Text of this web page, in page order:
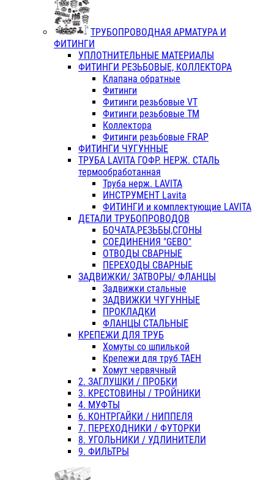
ТРУБОПРОВОДНАЯ АРМАТУРА И
ФИТИНГИ
УПЛОТНИТЕЛЬНЫЕ МАТЕРИАЛЫ
ФИТИНГИ РЕЗЬБОВЫЕ, КОЛЛЕКТОРА
Клапана обратные
Фитинги
Фитинги резьбовые VT
Фитинги резьбовые ТМ
Коллектора
Фитинги резьбовые FRAP
ФИТИНГИ ЧУГУННЫЕ
ТРУБА LAVITA ГОФР. НЕРЖ. СТАЛЬ
термообработанная
Труба нерж. LAVITA
ИНСТРУМЕНТ Lavita
ФИТИНГИ и комплектующие LAVITA
ДЕТАЛИ ТРУБОПРОВОДОВ
БОЧАТА,РЕЗЬБЫ,СГОНЫ
СОЕДИНЕНИЯ "GEBO"
ОТВОДЫ СВАРНЫЕ
ПЕРЕХОДЫ СВАРНЫЕ
ЗАДВИЖКИ/ ЗАТВОРЫ/ ФЛАНЦЫ
Задвижки стальные
ЗАДВИЖКИ ЧУГУННЫЕ
ПРОКЛАДКИ
ФЛАНЦЫ СТАЛЬНЫЕ
КРЕПЕЖИ ДЛЯ ТРУБ
Хомуты со шпилькой
Крепежи для труб ТАЕН
Хомут червячный
2. ЗАГЛУШКИ / ПРОБКИ
3. КРЕСТОВИНЫ / ТРОЙНИКИ
4. МУФТЫ
6. КОНТРГАЙКИ / НИППЕЛЯ
7. ПЕРЕХОДНИКИ / ФУТОРКИ
8. УГОЛЬНИКИ / УДЛИНИТЕЛИ
9. ФИЛЬТРЫ